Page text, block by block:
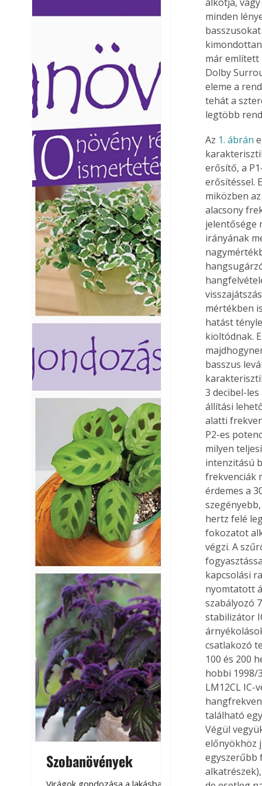
Ezermester
Laptapir kényelmes
mert: – t
Szobanövények
Virágoskert:
teraszon,
minden
már említett
Dolby
eleme a
tehát a
legtöbb
Az 1. ábrán
erősítő, a
erősítéssel.
miközben
alacsony
jelentősége
irányának
mértékben
hatást
kioltódnak.
basszus
3 decibel-
állítási
alatti
P2-es
milyen
intenzitású
frekvenciák
érdemes a
hertz felé
fokozatot
végzi. A
kapcsolási
nyomtatott
szabályozó
stabilizátor
csatlakozó
100 és 200
hobbi 1998/
LM12CL IC-
található
Végül
előnyökhöz
egyszerűbb